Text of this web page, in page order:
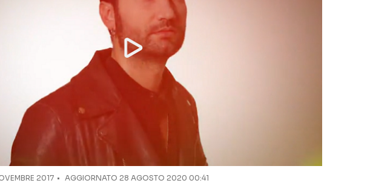
2017 AGGIORNATO 28 AGOSTO 2020 00:41